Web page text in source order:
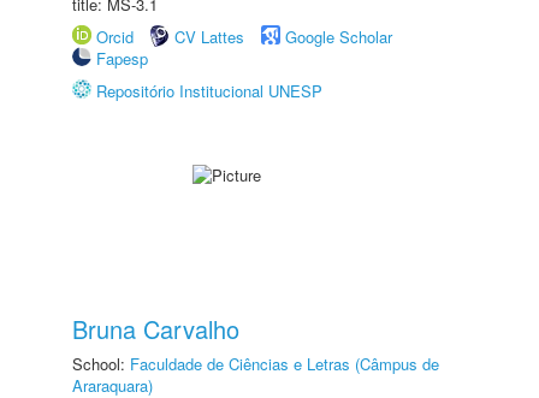
Orcid
CV Lattes
Google Scholar
Fapesp
Repositório Institucional UNESP
Bruna Carvalho
School: Faculdade de Ciências e Letras (Câmpus de
Araraquara)